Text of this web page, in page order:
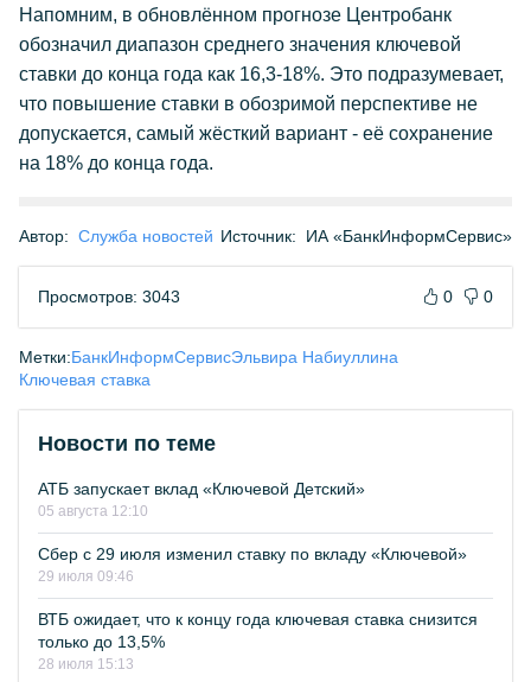
Напомним, в обновлённом прогнозе Центробанк
обозначил диапазон среднего значения ключевой
ставки до конца года как 16,3-18%. Это подразумевает,
что повышение ставки в обозримой перспективе не
допускается, самый жёсткий вариант - её сохранение
на 18% до конца года.
Автор: Служба новостей Источник: ИА «БанкИнформСервис»
Просмотров: 3043 0 0
Метки:БанкИнформСервисЭльвира Набиуллина
Ключевая ставка
Новости по теме
АТБ запускает вклад «Ключевой Детский»
05 августа 12:10
Сбер с 29 июля изменил ставку по вкладу «Ключевой»
29 июля 09:46
ВТБ ожидает, что к концу года ключевая ставка снизится
только до 13,5%
28 июля 15:13